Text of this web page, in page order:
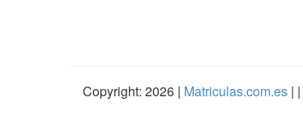
Copyright: 2026 | Matriculas.com.es | |